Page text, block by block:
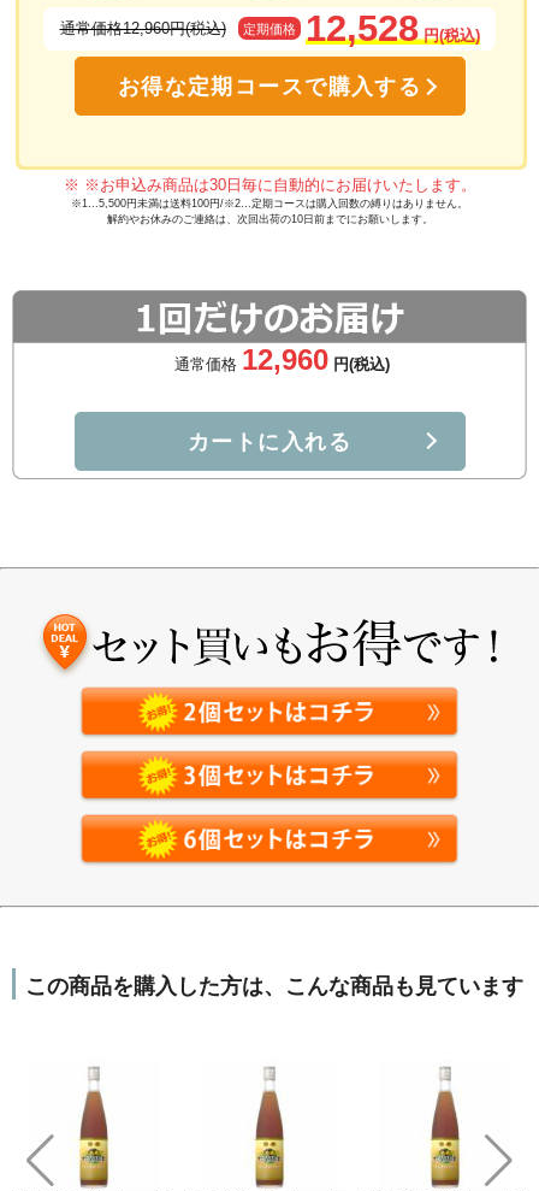
通常価格 12,960 円(税込)
カートに入れる
通常価格12,960円(税込) 定期価格 12,528 円(税込)
お得な定期コースで購入する
※ ※お申込み商品は30日毎に自動的にお届けいたします。
※1…5,500円未満は送料100円/※2…定期コースは購入回数の縛りはありません。
解約やお休みのご連絡は、次回出荷の10日前までにお願いします。
この商品を購入した方は、こんな商品も見ています